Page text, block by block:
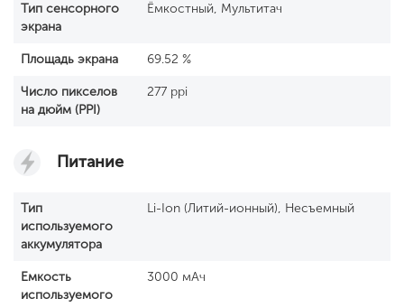
Тип сенсорного
экрана
Ёмкостный, Мультитач
Площадь экрана 69.52 %
Число пикселов
на дюйм (PPI)
277 ppi
Питание
Тип
используемого
аккумулятора
Li-Ion (Литий-ионный), Несъемный
Емкость
используемого
3000 мАч